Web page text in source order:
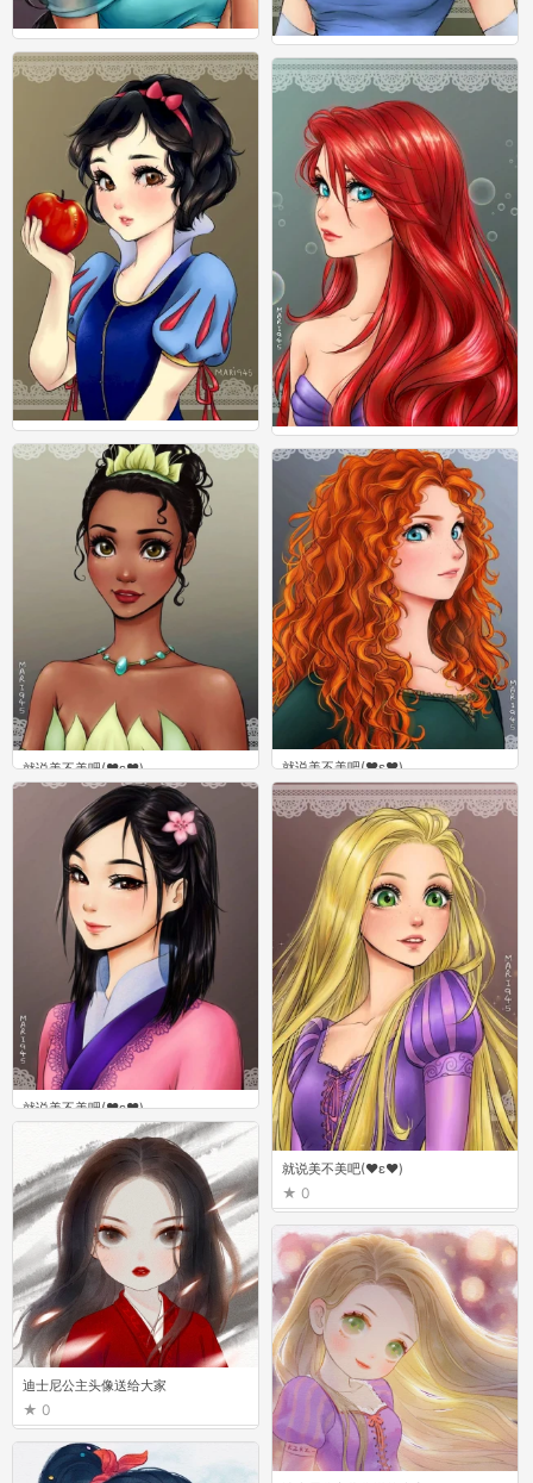
日漫风格的迪士尼，你爱了吗
0
日漫风格的迪士尼，你爱了吗
0
就说美不美吧(❤ε❤)
就说美不美吧(❤ε❤)
0
迪士尼公主头像送给大家
0
就说美不美吧(❤ε❤)
0
就说美不美吧(❤ε❤)
0